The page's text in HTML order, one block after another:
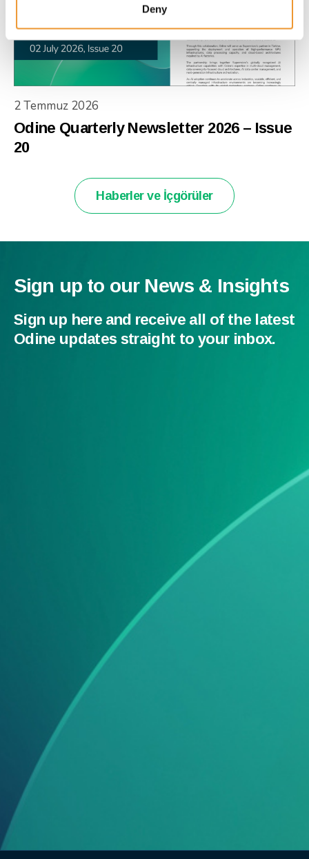
Deny
2 Temmuz 2026
Odine Quarterly Newsletter 2026 – Issue
20
Haberler ve İçgörüler
Sign up to our News & Insights
Sign up here and receive all of the latest
Odine updates straight to your inbox.